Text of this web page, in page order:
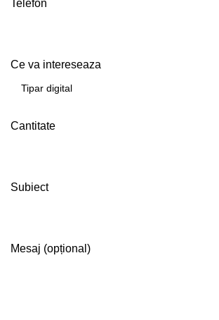
Telefon
Ce va intereseaza
Cantitate
Subiect
Mesaj (opțional)